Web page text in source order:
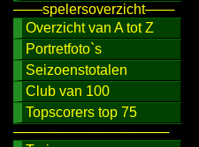
───spelersoverzicht───
Overzicht van A tot Z
Portretfoto`s
Seizoenstotalen
Club van 100
Topscorers top 75
────────────────